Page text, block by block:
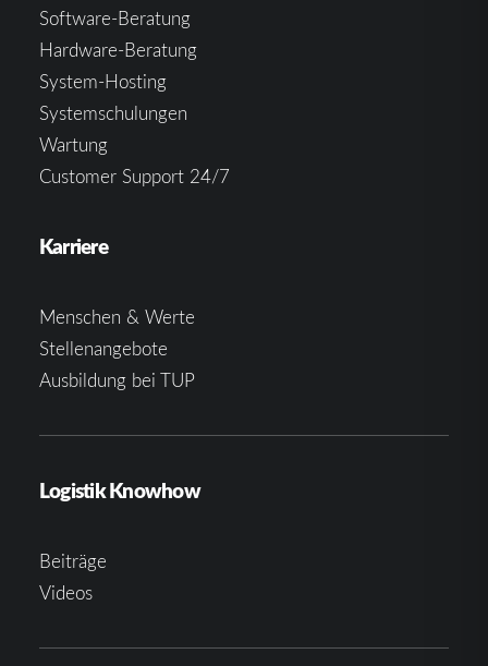
Software-Beratung
Hardware-Beratung
System-Hosting
Systemschulungen
Wartung
Customer Support 24/7
Karriere
Menschen & Werte
Stellenangebote
Ausbildung bei TUP
Logistik Knowhow
Beiträge
Videos